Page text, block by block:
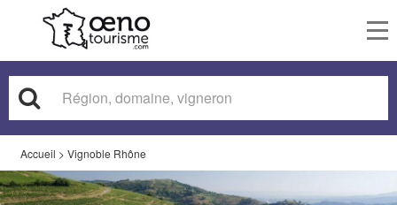
Accueil > Vignoble Rhône